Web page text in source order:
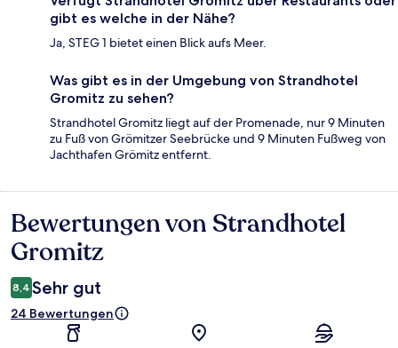
gibt es welche in der Nähe?
Ja, STEG 1 bietet einen Blick aufs Meer.
Was gibt es in der Umgebung von Strandhotel
Gromitz zu sehen?
Strandhotel Gromitz liegt auf der Promenade, nur 9 Minuten
zu Fuß von Grömitzer Seebrücke und 9 Minuten Fußweg von
Jachthafen Grömitz entfernt.
Bewertungen
Bewertungen von Strandhotel
Gromitz
8,4 Sehr gut
24 Bewertungen